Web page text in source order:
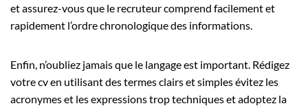
et assurez-vous que le recruteur comprend facilement et
rapidement l’ordre chronologique des informations.
Enfin, n’oubliez jamais que le langage est important. Rédigez
votre cv en utilisant des termes clairs et simples évitez les
acronymes et les expressions trop techniques et adoptez la